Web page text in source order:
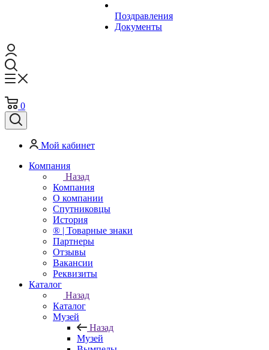
Поздравления
Документы
0
Мой кабинет
Компания
Назад
Компания
О компании
Спутниковцы
История
® | Товарные знаки
Партнеры
Отзывы
Вакансии
Реквизиты
Каталог
Назад
Каталог
Музей
Назад
Музей